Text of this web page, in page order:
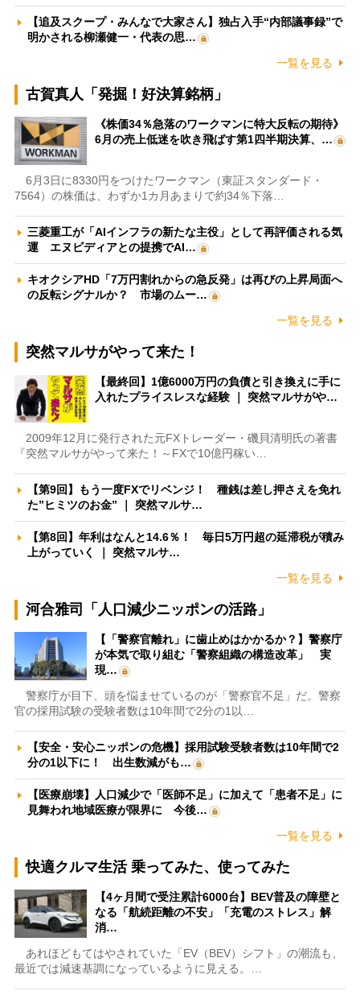
【追及スクープ・みんなで大家さん】独占入手“内部議事録”で
明かされる柳瀬健一・代表の思…
一覧を見る
古賀真人「発掘！好決算銘柄」
《株価34％急落のワークマンに特大反転の期待》
6月の売上低迷を吹き飛ばす第1四半期決算、…
6月3日に8330円をつけたワークマン（東証スタンダード・
7564）の株価は、わずか1カ月あまりで約34％下落…
三菱重工が「AIインフラの新たな主役」として再評価される気
運 エヌビディアとの提携でAI…
キオクシアHD「7万円割れからの急反発」は再びの上昇局面へ
の反転シグナルか？ 市場のムー…
一覧を見る
突然マルサがやって来た！
【最終回】1億6000万円の負債と引き換えに手に
入れたプライスレスな経験 ｜ 突然マルサがや…
2009年12月に発行された元FXトレーダー・磯貝清明氏の著書
『突然マルサがやって来た！～FXで10億円稼い…
【第9回】もう一度FXでリベンジ！ 種銭は差し押さえを免れ
た”ヒミツのお金” ｜ 突然マルサ…
【第8回】年利はなんと14.6％！ 毎日5万円超の延滞税が積み
上がっていく ｜ 突然マルサ…
一覧を見る
河合雅司「人口減少ニッポンの活路」
【「警察官離れ」に歯止めはかかるか？】警察庁
が本気で取り組む「警察組織の構造改革」 実
現…
警察庁が目下、頭を悩ませているのが「警察官不足」だ。警察
官の採用試験の受験者数は10年間で2分の1以…
【安全・安心ニッポンの危機】採用試験受験者数は10年間で2
分の1以下に！ 出生数減がも…
【医療崩壊】人口減少で「医師不足」に加えて「患者不足」に
見舞われ地域医療が限界に 今後…
一覧を見る
快適クルマ生活 乗ってみた、使ってみた
【4ヶ月間で受注累計6000台】BEV普及の障壁と
なる「航続距離の不安」「充電のストレス」解
消…
あれほどもてはやされていた「EV（BEV）シフト」の潮流も、
最近では減速基調になっているように見える。…